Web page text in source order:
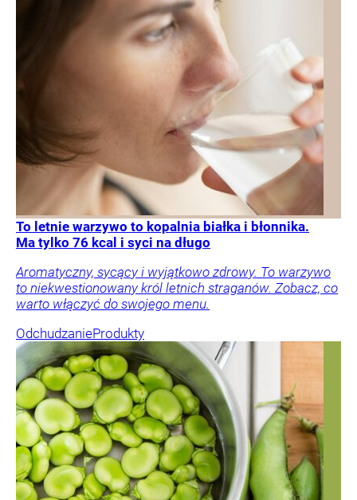
To letnie warzywo to kopalnia białka i błonnika.
Ma tylko 76 kcal i syci na długo
Aromatyczny, sycący i wyjątkowo zdrowy. To warzywo
to niekwestionowany król letnich straganów. Zobacz, co
warto włączyć do swojego menu.
OdchudzanieProdukty